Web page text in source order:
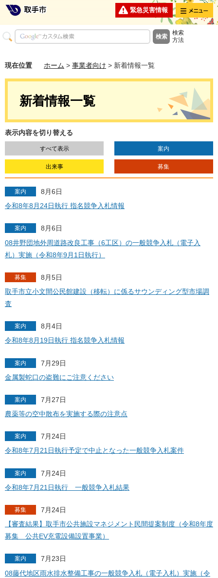
緊急災害情報 メニュー
検索
方法
現在位置 ホーム > 事業者向け > 新着情報一覧
新着情報一覧
表示内容を切り替える
すべて表示 案内
出来事 募集
案内
8月6日
令和8年8月24日執行 指名競争入札情報
案内
8月6日
08井野団地外周道路改良工事（6工区）の一般競争入札（電子入
札）実施（令和8年9月1日執行）
募集
8月5日
取手市立小文間公民館建設（移転）に係るサウンディング型市場調
査
案内
8月4日
令和8年8月19日執行 指名競争入札情報
案内
7月29日
金属製蛇口の盗難にご注意ください
案内
7月27日
農薬等の空中散布を実施する際の注意点
案内
7月24日
令和8年7月21日執行予定で中止となった一般競争入札案件
案内
7月24日
令和8年7月21日執行 一般競争入札結果
募集
7月24日
【審査結果】取手市公共施設マネジメント民間提案制度（令和8年度
募集 公共EV充電設備設置事業）
案内
7月23日
08藤代地区雨水排水整備工事の一般競争入札（電子入札）実施（令